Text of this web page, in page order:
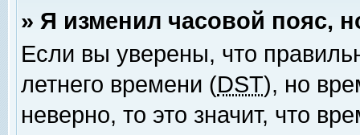
» Я изменил часовой пояс,
Если вы уверены, что
летнего времени (DST), но
неверно, то это значит, что